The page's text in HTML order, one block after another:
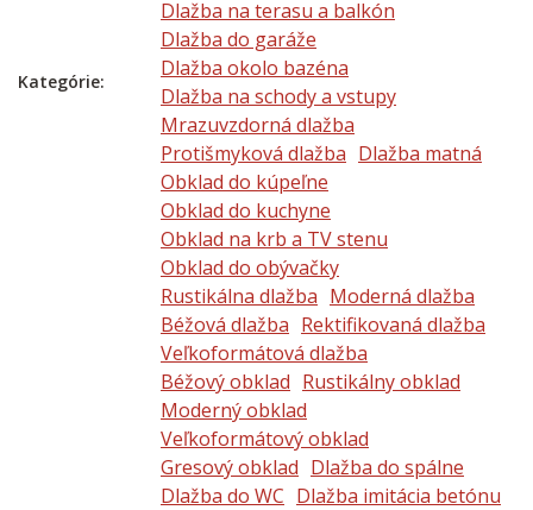
Kategórie:
Dlažba na terasu a balkón
Dlažba do garáže
Dlažba okolo bazéna
Dlažba na schody a vstupy
Mrazuvzdorná dlažba
Protišmyková dlažba Dlažba matná
Obklad do kúpeľne
Obklad do kuchyne
Obklad na krb a TV stenu
Obklad do obývačky
Rustikálna dlažba Moderná dlažba
Béžová dlažba Rektifikovaná dlažba
Veľkoformátová dlažba
Béžový obklad Rustikálny obklad
Moderný obklad
Veľkoformátový obklad
Gresový obklad Dlažba do spálne
Dlažba do WC Dlažba imitácia betónu